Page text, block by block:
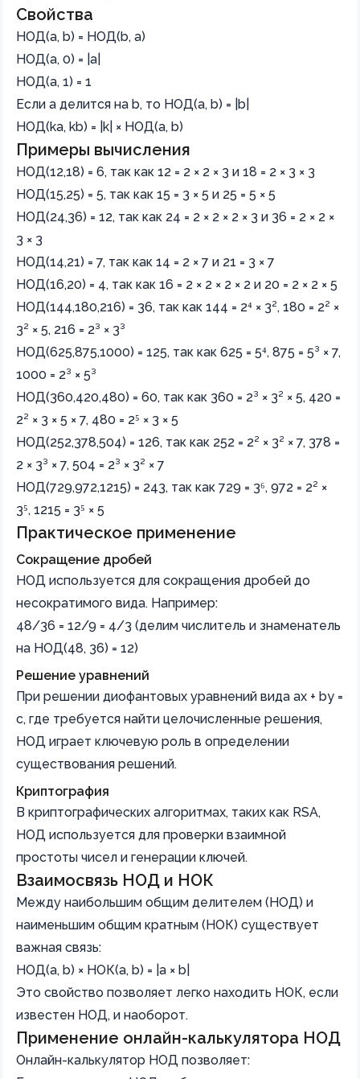
Свойства
НОД(a, b) = НОД(b, a)
НОД(a, 0) = |a|
НОД(a, 1) = 1
Если a делится на b, то НОД(a, b) = |b|
НОД(ka, kb) = |k| × НОД(a, b)
Примеры вычисления
НОД(12,18) = 6, так как 12 = 2 × 2 × 3 и 18 = 2 × 3 × 3
НОД(15,25) = 5, так как 15 = 3 × 5 и 25 = 5 × 5
НОД(24,36) = 12, так как 24 = 2 × 2 × 2 × 3 и 36 = 2 × 2 ×
3 × 3
НОД(14,21) = 7, так как 14 = 2 × 7 и 21 = 3 × 7
НОД(16,20) = 4, так как 16 = 2 × 2 × 2 × 2 и 20 = 2 × 2 × 5
НОД(144,180,216) = 36, так как 144 = 2⁴ × 3², 180 = 2² ×
3² × 5, 216 = 2³ × 3³
НОД(625,875,1000) = 125, так как 625 = 5⁴, 875 = 5³ × 7,
1000 = 2³ × 5³
НОД(360,420,480) = 60, так как 360 = 2³ × 3² × 5, 420 =
2² × 3 × 5 × 7, 480 = 2⁵ × 3 × 5
НОД(252,378,504) = 126, так как 252 = 2² × 3² × 7, 378 =
2 × 3³ × 7, 504 = 2³ × 3² × 7
НОД(729,972,1215) = 243, так как 729 = 3⁶, 972 = 2² ×
3⁵, 1215 = 3⁵ × 5
Практическое применение
Сокращение дробей
НОД используется для сокращения дробей до
несократимого вида. Например:
48/36 = 12/9 = 4/3 (делим числитель и знаменатель
на НОД(48, 36) = 12)
Решение уравнений
При решении диофантовых уравнений вида ax + by =
c, где требуется найти целочисленные решения,
НОД играет ключевую роль в определении
существования решений.
Криптография
В криптографических алгоритмах, таких как RSA,
НОД используется для проверки взаимной
простоты чисел и генерации ключей.
Взаимосвязь НОД и НОК
Между наибольшим общим делителем (НОД) и
наименьшим общим кратным (НОК) существует
важная связь:
НОД(a, b) × НОК(a, b) = |a × b|
Это свойство позволяет легко находить НОК, если
известен НОД, и наоборот.
Применение онлайн-калькулятора НОД
Онлайн-калькулятор НОД позволяет: